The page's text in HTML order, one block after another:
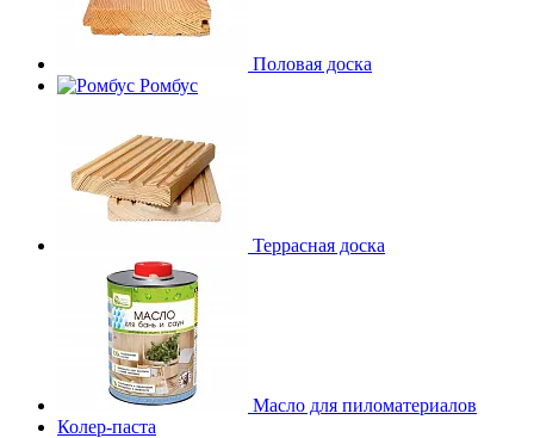
Половая доска
Ромбус
Террасная доска
Масло для пиломатериалов
Колер-паста